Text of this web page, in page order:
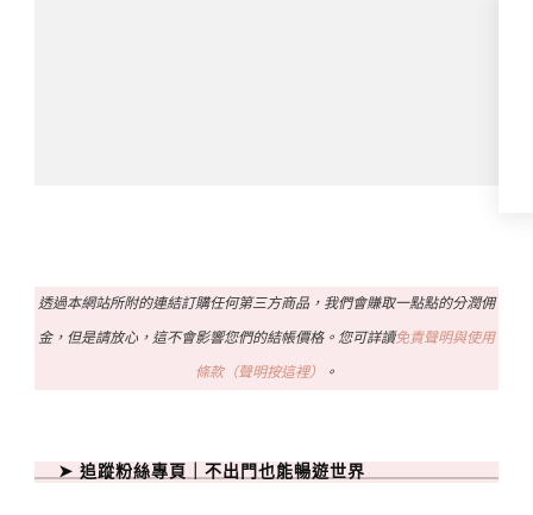
透過本網站所附的連結訂購任何第三方商品，我們會賺取一點點的分潤佣
金，但是請放心，這不會影響您們的結帳價格。您可詳讀免責聲明與使用
條款（聲明按這裡） 。
➤ 追蹤粉絲專頁｜不出門也能暢遊世界